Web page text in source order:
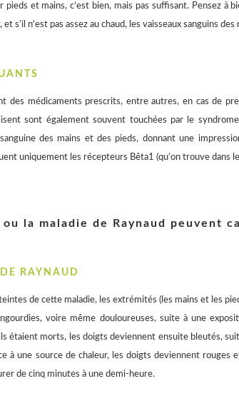
pieds et mains, c’est bien, mais pas suffisant. Pensez
s’il n’est pas assez au chaud, les vaisseaux sanguins
des médicaments prescrits, entre autres, en cas de
sont également souvent touchées par le
des mains et des pieds, donnant une
uniquement les récepteurs Bêta1 (qu’on trouve dans
ou la maladie de Raynaud peuvent
RAYNAUD
de cette maladie, les extrémités (les mains et les
voire même douloureuses, suite à une
étaient morts, les doigts deviennent ensuite bleutés,
à une source de chaleur, les doigts deviennent
de cinq minutes à une demi-heure.